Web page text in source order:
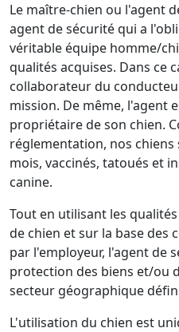
Le maître-chien ou l'agent
agent de sécurité qui a
véritable équipe homme/
qualités acquises. Dans ce
collaborateur du
mission. De même, l'agent
propriétaire de son chien.
réglementation, nos chiens
mois, vaccinés, tatoués et
canine.
Tout en utilisant les
de chien et sur la base des
par l'employeur, l'agent de
protection des biens et/ou
secteur géographique
L'utilisation du chien est